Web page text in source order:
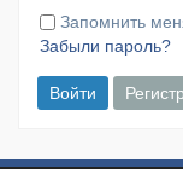
Запомнить
Забыли пароль?
Войти